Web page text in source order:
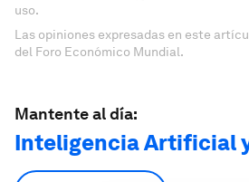
uso.
Las opiniones expresadas en este
del Foro Económico Mundial.
Mantente al día:
Inteligencia Artificial